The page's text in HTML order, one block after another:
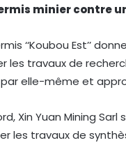
minier contre
‘‘Koubou Est’’
les travaux de
elle-même et
Xin Yuan Mining
les travaux de